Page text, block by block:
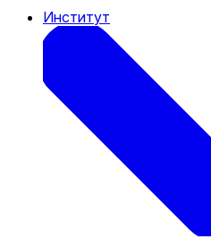
Институт